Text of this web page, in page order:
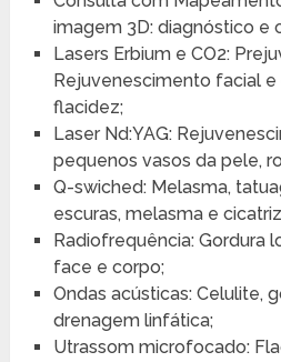
imagem 3D: diagnóstico e
Lasers Erbium e CO2:
Rejuvenescimento facial
flacidez;
Laser Nd:YAG:
pequenos vasos da pele,
Q-swiched: Melasma,
escuras, melasma e
Radiofrequência: Gordura
face e corpo;
Ondas acústicas: Celulite,
drenagem linfática;
Utrassom microfocado: